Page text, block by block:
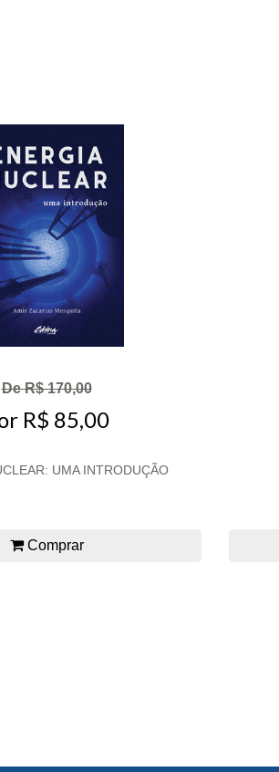
De R$ 170,00
R$ 85,00
UMA INTRODUÇÃO
Comprar